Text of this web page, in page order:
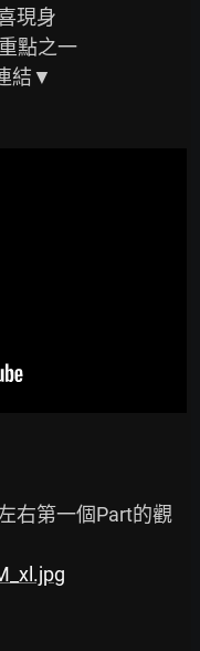
現身
點之一
右第一個Part的觀